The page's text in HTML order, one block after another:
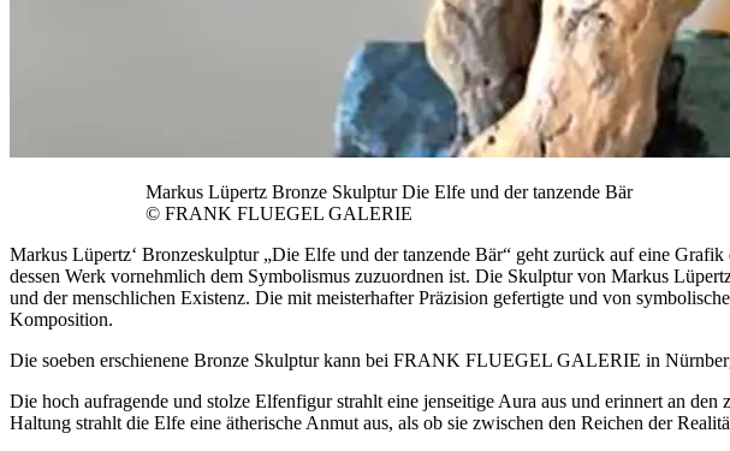
Markus Lüpertz Bronze Skulptur Die Elfe und der tanzende Bär
© FRANK FLUEGEL GALERIE
Markus Lüpertz‘ Bronzeskulptur „Die Elfe und der tanzende Bär“ geht zurück auf eine
dessen Werk vornehmlich dem Symbolismus zuzuordnen ist. Die Skulptur von Markus
und der menschlichen Existenz. Die mit meisterhafter Präzision gefertigte und von
Komposition.
Die soeben erschienene Bronze Skulptur kann bei FRANK FLUEGEL GALERIE in
Die hoch aufragende und stolze Elfenfigur strahlt eine jenseitige Aura aus und erinnert an
Haltung strahlt die Elfe eine ätherische Anmut aus, als ob sie zwischen den Reichen der